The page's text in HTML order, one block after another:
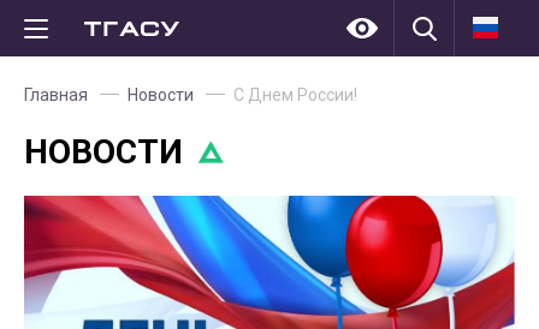
Главная Новости С Днем России!
НОВОСТИ